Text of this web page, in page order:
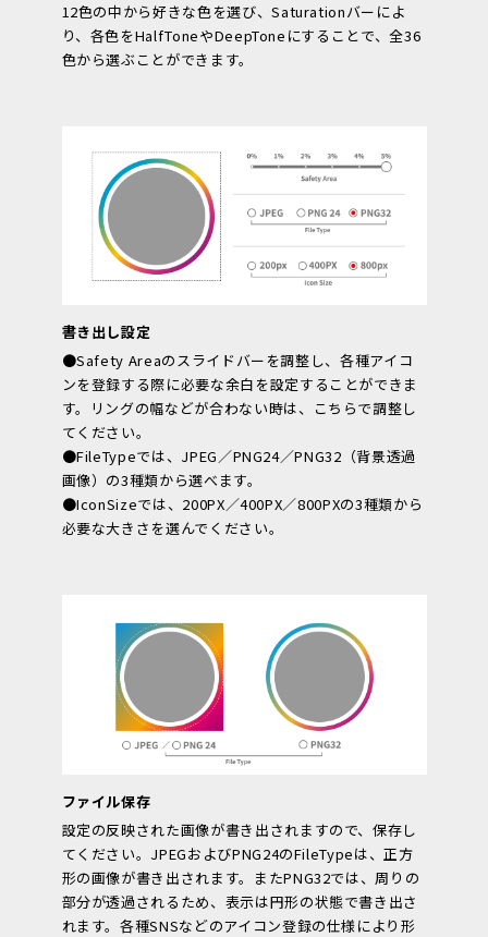
12色の中から好きな色を選び、Saturationバーによ
り、各色をHalfToneやDeepToneにすることで、全36
色から選ぶことができます。
書き出し設定
●Safety Areaのスライドバーを調整し、各種アイコ
ンを登録する際に必要な余白を設定することができま
す。リングの幅などが合わない時は、こちらで調整し
てください。
●FileTypeでは、JPEG／PNG24／PNG32（背景透過
画像）の3種類から選べます。
●IconSizeでは、200PX／400PX／800PXの3種類から
必要な大きさを選んでください。
ファイル保存
設定の反映された画像が書き出されますので、保存し
てください。JPEGおよびPNG24のFileTypeは、正方
形の画像が書き出されます。またPNG32では、周りの
部分が透過されるため、表示は円形の状態で書き出さ
れます。各種SNSなどのアイコン登録の仕様により形